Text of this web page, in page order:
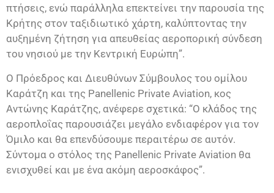
πτήσεις, ενώ παράλληλα επεκτείνει την παρουσία της
Κρήτης στον ταξιδιωτικό χάρτη, καλύπτοντας την
αυξημένη ζήτηση για απευθείας αεροπορική σύνδεση
του νησιού με την Kεντρική Ευρώπη”.
Ο Πρόεδρος και Διευθύνων Σύμβουλος του ομίλου
Καράτζη και της Panellenic Private Aviation, κος
Αντώνης Καράτζης, ανέφερε σχετικά: “Ο κλάδος της
αεροπλοΐας παρουσιάζει μεγάλο ενδιαφέρον για τον
Όμιλο και θα επενδύσουμε περαιτέρω σε αυτόν.
Σύντομα ο στόλος της Panellenic Private Aviation θα
ενισχυθεί και με ένα ακόμη αεροσκάφος”.